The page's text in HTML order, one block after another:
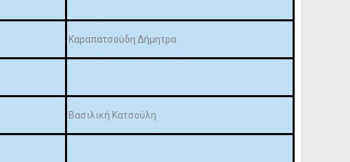
Καραπατσούδη Δήμητρα
Βασιλική Κατσούλη